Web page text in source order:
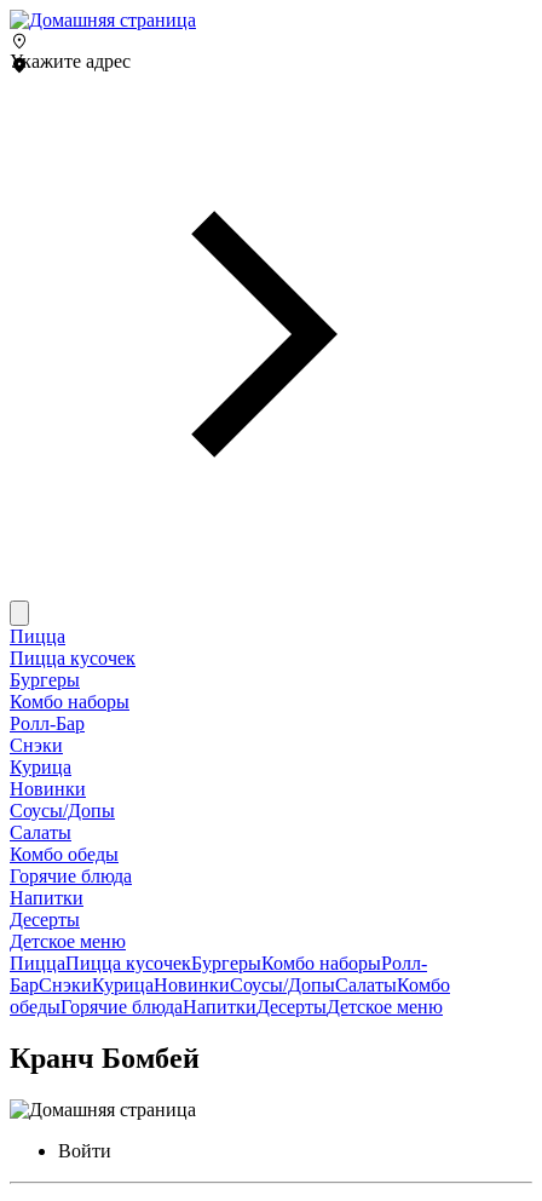
Укажите адрес
Пицца
Пицца кусочек
Бургеры
Комбо наборы
Ролл-Бар
Снэки
Курица
Новинки
Соусы/Допы
Салаты
Комбо обеды
Горячие блюда
Напитки
Десерты
Детское меню
ПиццаПицца кусочекБургерыКомбо наборыРолл-
БарСнэкиКурицаНовинкиСоусы/ДопыСалатыКомбо
обедыГорячие блюдаНапиткиДесертыДетское меню
Кранч Бомбей
Войти